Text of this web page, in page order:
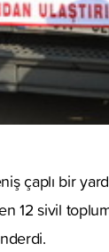
çaplı bir
12 sivil